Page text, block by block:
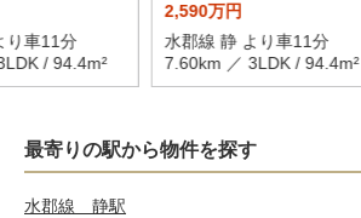
り車11分
/ 94.4m²
2,590万円
水郡線 静 より車11分
7.60km ／ 3LDK / 94.4m²
最寄りの駅から物件を探す
水郡線 静駅